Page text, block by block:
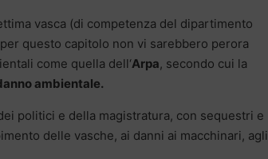
vasca (di competenza del dipartimento
questo capitolo non vi sarebbero perora
come quella dell‘Arpa, secondo cui la
ambientale.
politici e della magistratura, con sequestri e
delle vasche, ai danni ai macchinari, agli